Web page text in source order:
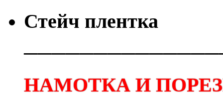
Стейч плентка
НАМОТКА И